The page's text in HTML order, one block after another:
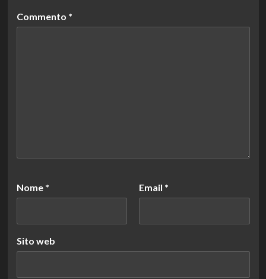
Commento *
Nome * Email *
Sito web